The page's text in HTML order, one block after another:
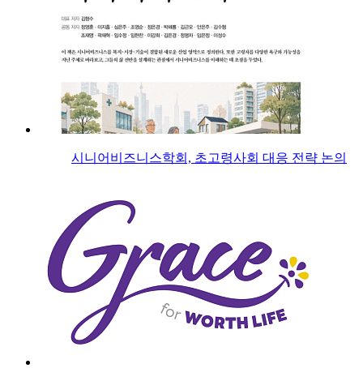
시니어비즈니스학회, 초고령사회 대응 전략 논의